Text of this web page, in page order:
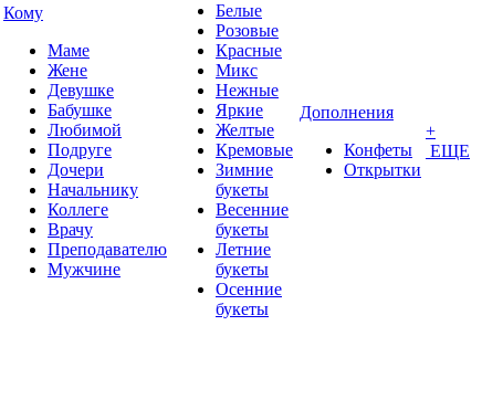
Кому
Маме
Жене
Девушке
Бабушке
Любимой
Подруге
Дочери
Начальнику
Коллеге
Врачу
Преподавателю
Мужчине
Белые
Розовые
Красные
Микс
Нежные
Яркие
Желтые
Кремовые
Зимние
букеты
Весенние
букеты
Летние
букеты
Осенние
букеты
Дополнения
Конфеты
Открытки
+
ЕЩЕ